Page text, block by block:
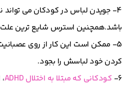
4- جویدن لباس در کودکان می
باشد.همچنین استرس شایع ترین
5- ممکن است این کار از روی
کردن خود لباسش را بجود.
6- کودکانی که مبتلا به اختلال ADHD